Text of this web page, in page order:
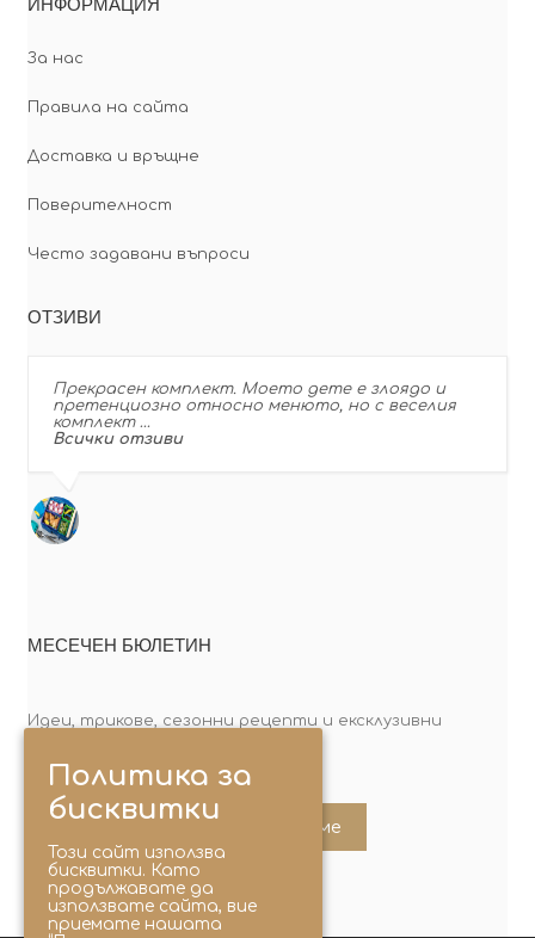
За нас
Правила на сайта
Доставка и връщне
Поверителност
Често задавани въпроси
ОТЗИВИ
Прекрасен комплект. Моето дете е злоядо и
претенциозно относно менюто, но с веселия
комплект …
Всички отзиви
МЕСЕЧЕН БЮЛЕТИН
Идеи, трикове, сезонни рецепти и ексклузивни
Абонирайте ме
Политика за
бисквитки
Този сайт използва
бисквитки. Като
продължавате да
използвате сайта, вие
приемате нашата